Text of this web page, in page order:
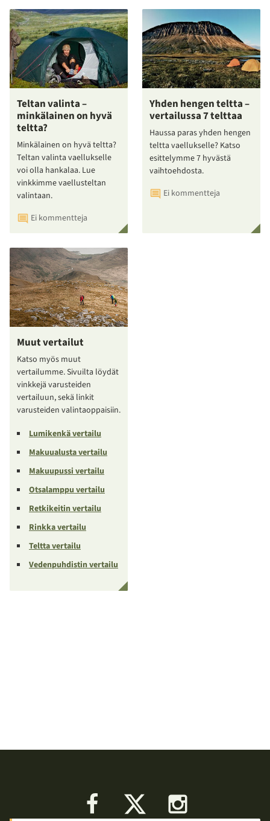
Teltan valinta –
minkälainen on hyvä
teltta?
Minkälainen on hyvä teltta?
Teltan valinta vaellukselle
voi olla hankalaa. Lue
vinkkimme vaellusteltan
valintaan.
Ei kommentteja
Yhden hengen teltta –
vertailussa 7 telttaa
Haussa paras yhden hengen
teltta vaellukselle? Katso
esittelymme 7 hyvästä
vaihtoehdosta.
Ei kommentteja
Muut vertailut
Katso myös muut
vertailumme. Sivuilta löydät
vinkkejä varusteiden
vertailuun, sekä linkit
varusteiden valintaoppaisiin.
Lumikenkä vertailu
Makuualusta vertailu
Makuupussi vertailu
Otsalamppu vertailu
Retkikeitin vertailu
Rinkka vertailu
Teltta vertailu
Vedenpuhdistin vertailu
Facebook